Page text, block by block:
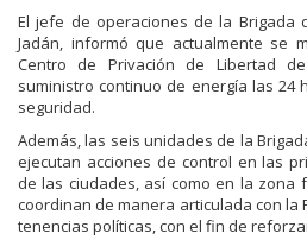
El jefe de operaciones de la Brigada
Jadán, informó que actualmente se
Centro de Privación de Libertad
suministro continuo de energía las 24
seguridad.
Además, las seis unidades de la
ejecutan acciones de control en las
de las ciudades, así como en la zona
coordinan de manera articulada con la
tenencias políticas, con el fin de